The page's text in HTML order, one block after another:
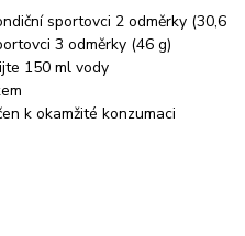
sportovci 2 odměrky (30,6
3 odměrky (46 g)
150 ml vody
k okamžité konzumaci